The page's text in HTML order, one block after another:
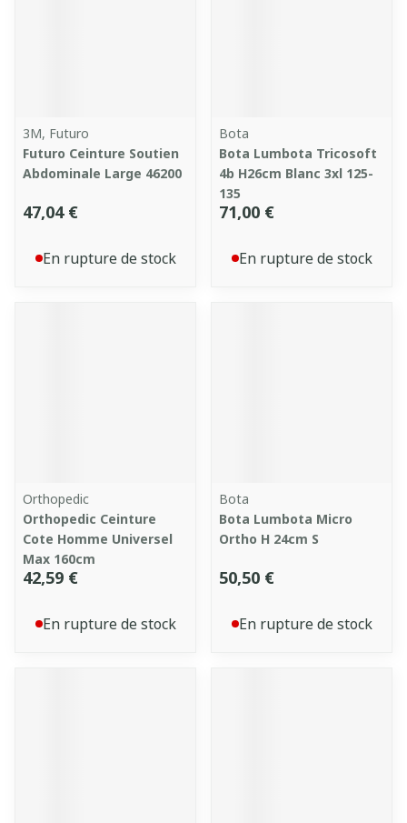
3M, Futuro
Futuro Ceinture Soutien
Abdominale Large 46200
47,04 €
En rupture de stock
Bota
Bota Lumbota Tricosoft
4b H26cm Blanc 3xl 125-
135
71,00 €
En rupture de stock
Orthopedic
Orthopedic Ceinture
Cote Homme Universel
Max 160cm
42,59 €
En rupture de stock
Bota
Bota Lumbota Micro
Ortho H 24cm S
50,50 €
En rupture de stock